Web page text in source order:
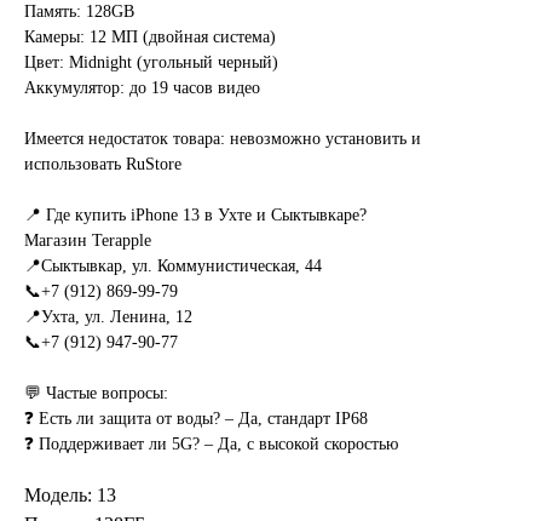
Память: 128GB
Камеры: 12 МП (двойная система)
Цвет: Midnight (угольный черный)
Аккумулятор: до 19 часов видео
Имеется недостаток товара: невозможно установить и
использовать RuStore
📍 Где купить iPhone 13 в Ухте и Сыктывкаре?
Магазин Terapple
📍Сыктывкар, ул. Коммунистическая, 44
📞+7 (912) 869-99-79
📍Ухта, ул. Ленина, 12
📞+7 (912) 947-90-77
💬 Частые вопросы:
❓ Есть ли защита от воды? – Да, стандарт IP68
❓ Поддерживает ли 5G? – Да, с высокой скоростью
Модель: 13